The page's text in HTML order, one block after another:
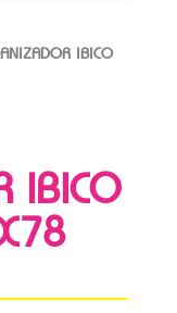
IBICO
IBICO